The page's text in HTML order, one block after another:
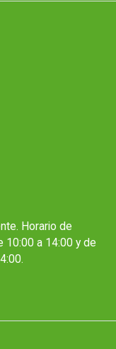
Horario de
10:00 a 14:00 y de